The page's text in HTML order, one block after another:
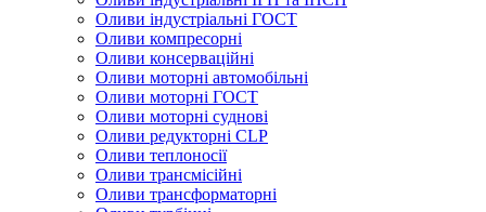
Оливи індустріальні ГОСТ
Оливи компресорні
Оливи консерваційні
Оливи моторні автомобільні
Оливи моторні ГОСТ
Оливи моторні суднові
Оливи редукторні CLP
Оливи теплоносії
Оливи трансмісійні
Оливи трансформаторні